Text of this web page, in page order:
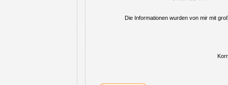
Die Informationen wurden von mir mit